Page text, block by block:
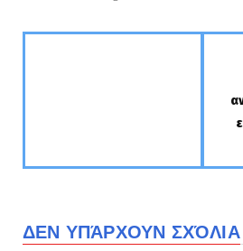
ΔΕΝ ΥΠΆΡΧΟΥΝ ΣΧΌΛΙΑ